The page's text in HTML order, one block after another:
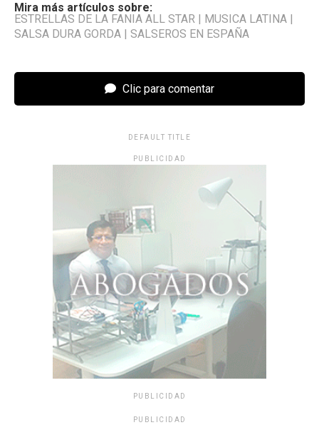
Mira más artículos sobre:
ESTRELLAS DE LA FANIA ALL STAR
MUSICA LATINA
SALSA DURA GORDA
SALSEROS EN ESPAÑA
Clic para comentar
DEFAULT TITLE
PUBLICIDAD
PUBLICIDAD
PUBLICIDAD